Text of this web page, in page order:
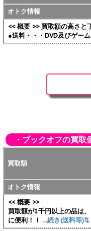
オトク情報
<< 概要 >> 買取額の高さと
●送料・・・DVD及びゲー
・ブックオフの買
買取額
オトク情報
<< 概要 >>
買取額が1千円以上の品は
に便利！！ ...続き(送料等)⇅